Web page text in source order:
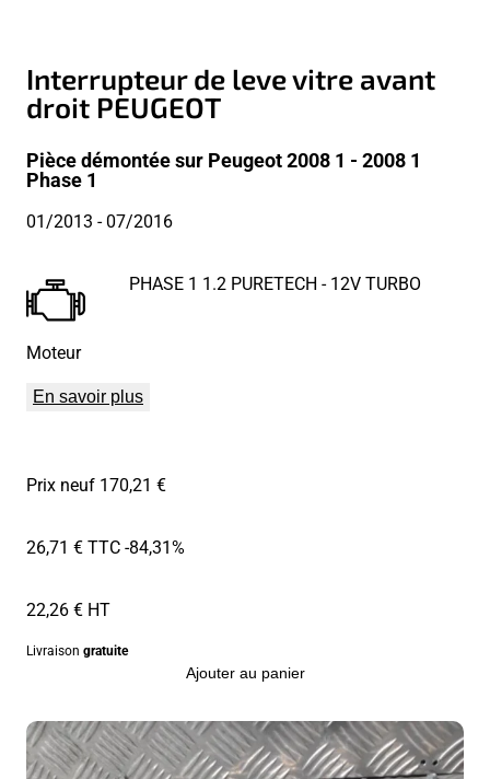
Interrupteur de leve vitre avant
droit PEUGEOT
Pièce démontée sur Peugeot 2008 1 - 2008 1
Phase 1
01/2013 - 07/2016
Moteur
PHASE 1 1.2 PURETECH - 12V TURBO
En savoir plus
Prix neuf 170,21 €
26,71 € TTC-84,31%
22,26 € HT
Livraison gratuite
Ajouter au panier